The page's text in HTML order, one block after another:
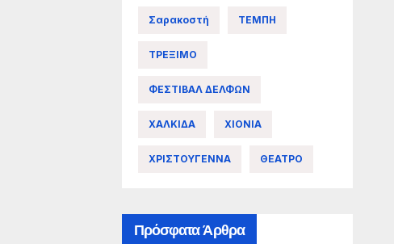
Σαρακοστή ΤΕΜΠΗ
ΤΡΕΞΙΜΟ
ΦΕΣΤΙΒΑΛ ΔΕΛΦΩΝ
ΧΑΛΚΙΔΑ ΧΙΟΝΙΑ
ΧΡΙΣΤΟΥΓΕΝΝΑ ΘΕΑΤΡΟ
Πρόσφατα Άρθρα